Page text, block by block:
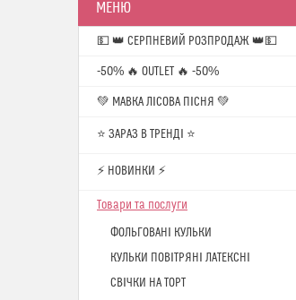
💵 👑 СЕРПНЕВИЙ РОЗПРОДАЖ 👑💵
-50% 🔥 OUTLET 🔥 -50%
💚 МАВКА ЛІСОВА ПІСНЯ 💚
⭐️ ЗАРАЗ В ТРЕНДІ ⭐️
⚡ НОВИНКИ ⚡
Товари та послуги
ФОЛЬГОВАНІ КУЛЬКИ
КУЛЬКИ ПОВІТРЯНІ ЛАТЕКСНІ
СВІЧКИ НА ТОРТ